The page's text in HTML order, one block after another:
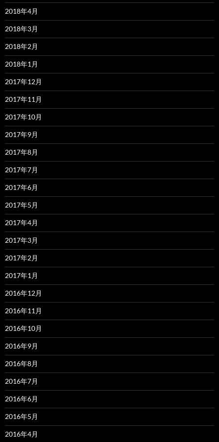
2018年4月
2018年3月
2018年2月
2018年1月
2017年12月
2017年11月
2017年10月
2017年9月
2017年8月
2017年7月
2017年6月
2017年5月
2017年4月
2017年3月
2017年2月
2017年1月
2016年12月
2016年11月
2016年10月
2016年9月
2016年8月
2016年7月
2016年6月
2016年5月
2016年4月